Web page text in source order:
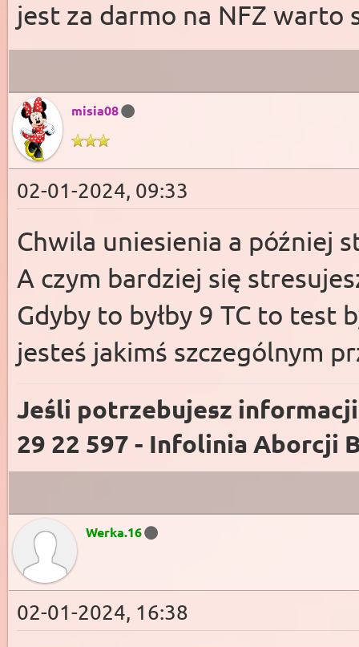
jest za darmo na NFZ warto
misia08
02-01-2024, 09:33
Chwila uniesienia a później
A czym bardziej się
Gdyby to byłby 9 TC to test
jesteś jakimś szczególnym
Jeśli potrzebujesz
29 22 597 - Infolinia Aborcji
Werka.16
02-01-2024, 16:38